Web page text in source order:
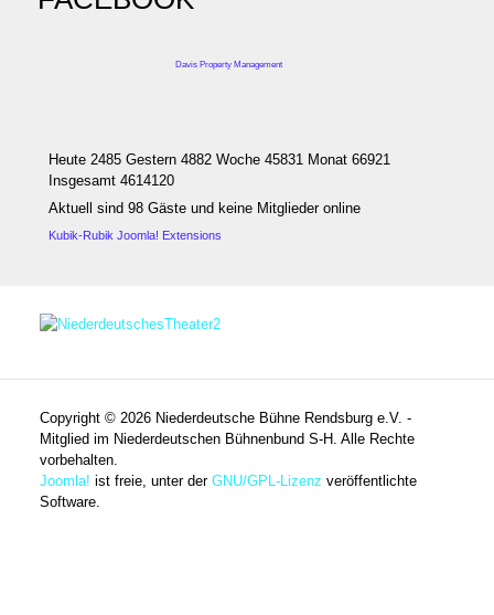
Davis Property Management
Heute 2485 Gestern 4882 Woche 45831 Monat 66921
Insgesamt 4614120
Aktuell sind 98 Gäste und keine Mitglieder online
Kubik-Rubik Joomla! Extensions
Copyright © 2026 Niederdeutsche Bühne Rendsburg e.V. -
Mitglied im Niederdeutschen Bühnenbund S-H. Alle Rechte
vorbehalten.
Joomla! ist freie, unter derGNU/GPL-Lizenz veröffentlichte
Software.